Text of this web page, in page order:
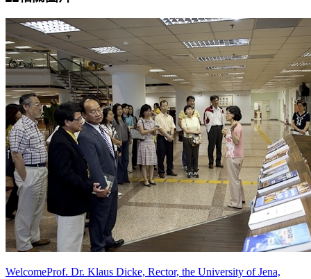
WelcomeProf. Dr. Klaus Dicke, Rector, the University of Jena,